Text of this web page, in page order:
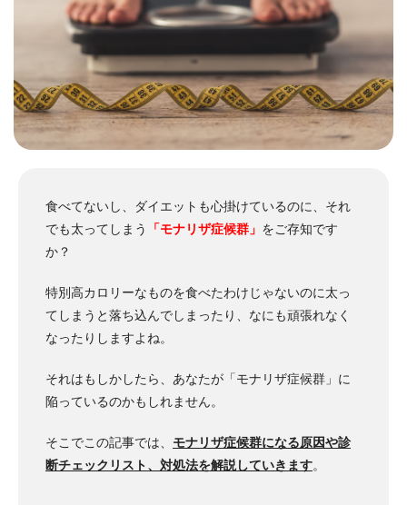
食べてないし、ダイエットも心掛けているのに、それ
でも太ってしまう
「モナリザ症候群」 をご存知です
か？
特別高カロリーなものを食べたわけじゃないのに太っ
てしまうと落ち込んでしまったり、なにも頑張れなく
なったりしますよね。
それはもしかしたら、あなたが「モナリザ症候群」に
陥っているのかもしれません。
そこでこの記事では、 モナリザ症候群になる原因や診
断チェックリスト、対処法を解説していきます。